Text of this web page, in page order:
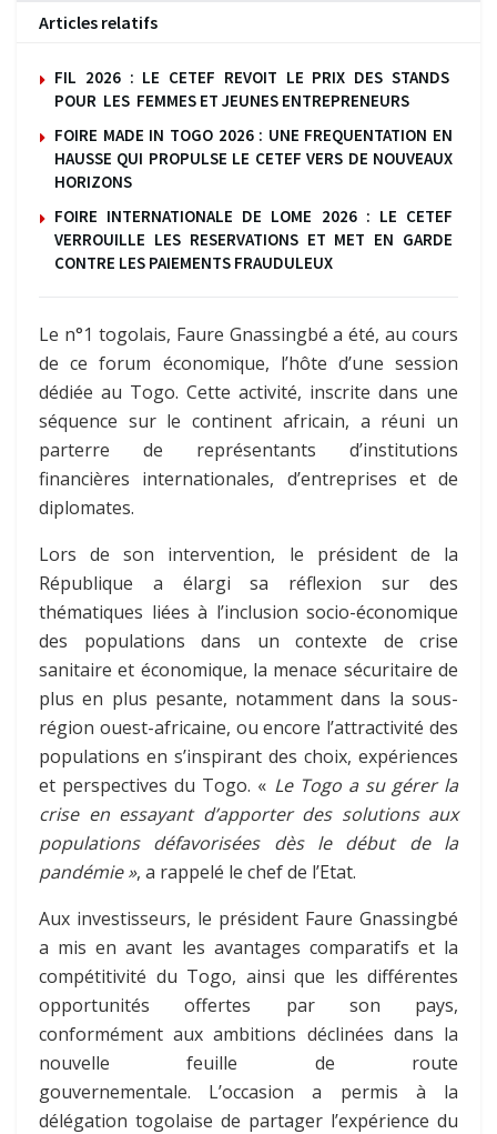
Articles relatifs
FIL 2026 : LE CETEF REVOIT LE PRIX DES STANDS
POUR LES FEMMES ET JEUNES ENTREPRENEURS
FOIRE MADE IN TOGO 2026 : UNE FREQUENTATION EN
HAUSSE QUI PROPULSE LE CETEF VERS DE NOUVEAUX
HORIZONS
FOIRE INTERNATIONALE DE LOME 2026 : LE CETEF
VERROUILLE LES RESERVATIONS ET MET EN GARDE
CONTRE LES PAIEMENTS FRAUDULEUX
Le n°1 togolais, Faure Gnassingbé a été, au cours
de ce forum économique, l’hôte d’une session
dédiée au Togo. Cette activité, inscrite dans une
séquence sur le continent africain, a réuni un
parterre de représentants d’institutions
financières internationales, d’entreprises et de
diplomates.
Lors de son intervention, le président de la
République a élargi sa réflexion sur des
thématiques liées à l’inclusion socio-économique
des populations dans un contexte de crise
sanitaire et économique, la menace sécuritaire de
plus en plus pesante, notamment dans la sous-
région ouest-africaine, ou encore l’attractivité des
populations en s’inspirant des choix, expériences
et perspectives du Togo. « Le Togo a su gérer la
crise en essayant d’apporter des solutions aux
populations défavorisées dès le début de la
pandémie », a rappelé le chef de l’Etat.
Aux investisseurs, le président Faure Gnassingbé
a mis en avant les avantages comparatifs et la
compétitivité du Togo, ainsi que les différentes
opportunités offertes par son pays,
conformément aux ambitions déclinées dans la
nouvelle feuille de route
gouvernementale. L’occasion a permis à la
délégation togolaise de partager l’expérience du